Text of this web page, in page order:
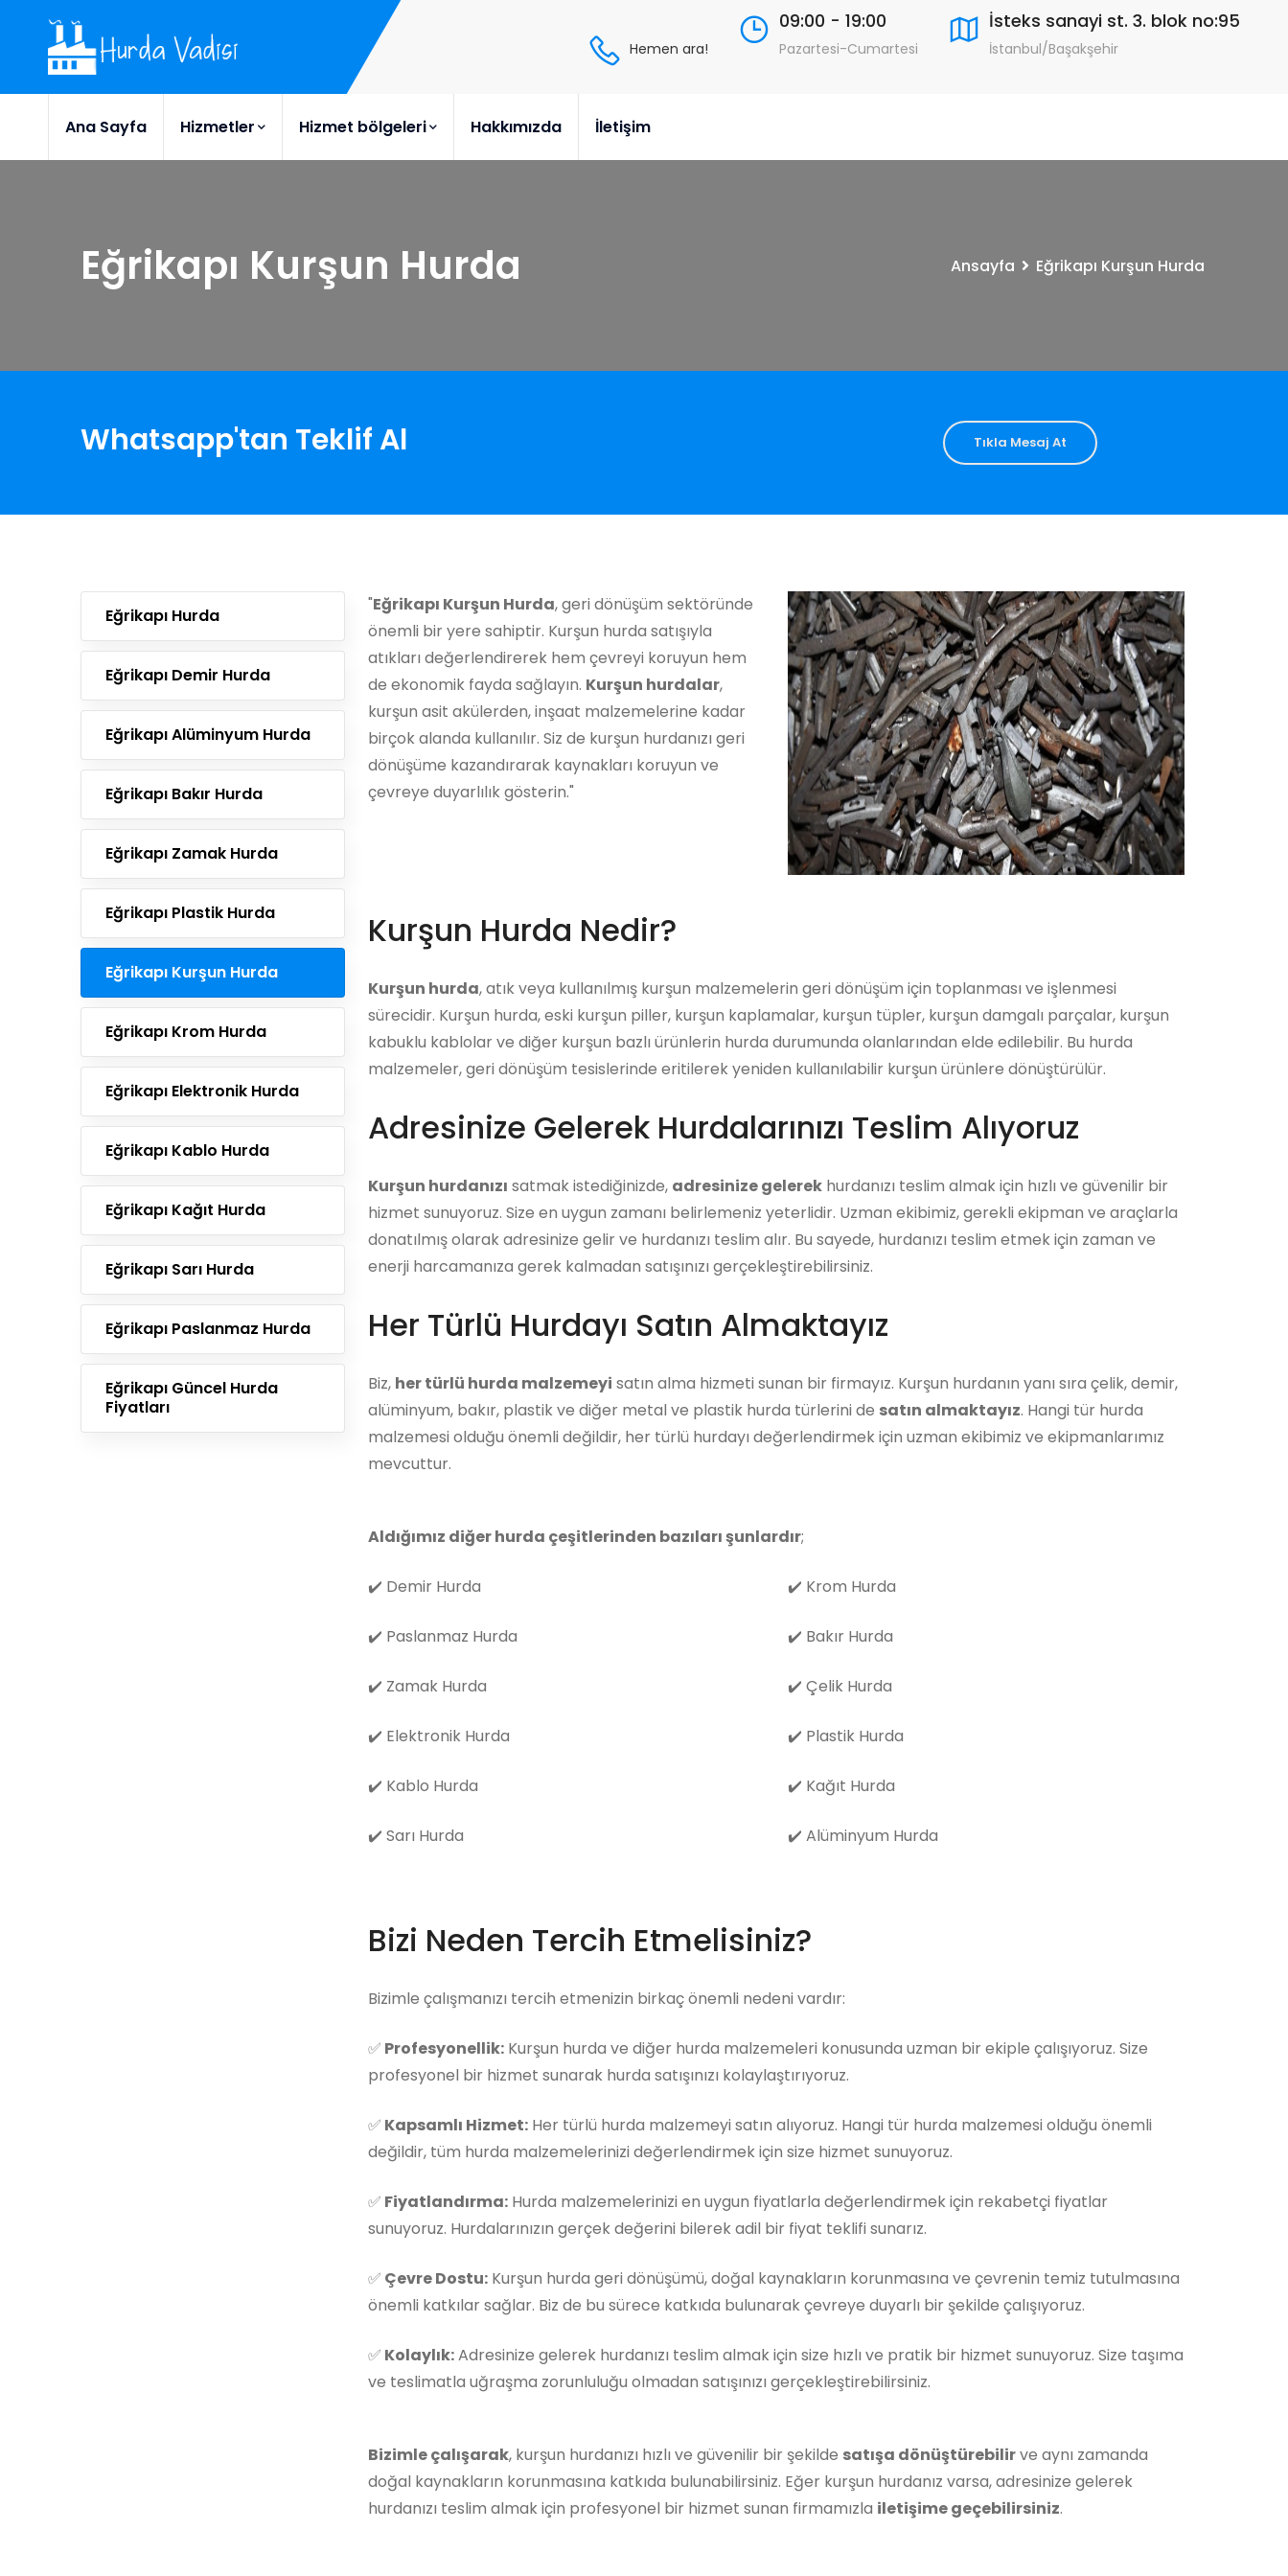
Hemen ara!
09:00 - 19:00
Pazartesi-Cumartesi
İsteks sanayi st. 3. blok no:95
İstanbul/Başakşehir
Ana Sayfa Hizmetler Hizmet bölgeleri Hakkımızda İletişim
Eğrikapı Kurşun Hurda Ansayfa Eğrikapı Kurşun Hurda
Whatsapp'tan Teklif Al Tıkla Mesaj At
Eğrikapı Hurda
Eğrikapı Demir Hurda
Eğrikapı Alüminyum Hurda
Eğrikapı Bakır Hurda
Eğrikapı Zamak Hurda
Eğrikapı Plastik Hurda
Eğrikapı Kurşun Hurda
Eğrikapı Krom Hurda
Eğrikapı Elektronik Hurda
Eğrikapı Kablo Hurda
Eğrikapı Kağıt Hurda
Eğrikapı Sarı Hurda
Eğrikapı Paslanmaz Hurda
Eğrikapı Güncel Hurda
Fiyatları
"Eğrikapı Kurşun Hurda, geri dönüşüm sektöründe
önemli bir yere sahiptir. Kurşun hurda satışıyla
atıkları değerlendirerek hem çevreyi koruyun hem
de ekonomik fayda sağlayın. Kurşun hurdalar,
kurşun asit akülerden, inşaat malzemelerine kadar
birçok alanda kullanılır. Siz de kurşun hurdanızı geri
dönüşüme kazandırarak kaynakları koruyun ve
çevreye duyarlılık gösterin."
Kurşun Hurda Nedir?
Kurşun hurda, atık veya kullanılmış kurşun malzemelerin geri dönüşüm için toplanması ve işlenmesi
sürecidir. Kurşun hurda, eski kurşun piller, kurşun kaplamalar, kurşun tüpler, kurşun damgalı parçalar, kurşun
kabuklu kablolar ve diğer kurşun bazlı ürünlerin hurda durumunda olanlarından elde edilebilir. Bu hurda
malzemeler, geri dönüşüm tesislerinde eritilerek yeniden kullanılabilir kurşun ürünlere dönüştürülür.
Adresinize Gelerek Hurdalarınızı Teslim Alıyoruz
Kurşun hurdanızı satmak istediğinizde, adresinize gelerek hurdanızı teslim almak için hızlı ve güvenilir bir
hizmet sunuyoruz. Size en uygun zamanı belirlemeniz yeterlidir. Uzman ekibimiz, gerekli ekipman ve araçlarla
donatılmış olarak adresinize gelir ve hurdanızı teslim alır. Bu sayede, hurdanızı teslim etmek için zaman ve
enerji harcamanıza gerek kalmadan satışınızı gerçekleştirebilirsiniz.
Her Türlü Hurdayı Satın Almaktayız
Biz, her türlü hurda malzemeyi satın alma hizmeti sunan bir firmayız. Kurşun hurdanın yanı sıra çelik, demir,
alüminyum, bakır, plastik ve diğer metal ve plastik hurda türlerini de satın almaktayız. Hangi tür hurda
malzemesi olduğu önemli değildir, her türlü hurdayı değerlendirmek için uzman ekibimiz ve ekipmanlarımız
mevcuttur.
Aldığımız diğer hurda çeşitlerinden bazıları şunlardır;
✔️ Demir Hurda
✔️ Paslanmaz Hurda
✔️ Zamak Hurda
✔️ Elektronik Hurda
✔️ Kablo Hurda
✔️ Sarı Hurda
✔️ Krom Hurda
✔️ Bakır Hurda
✔️ Çelik Hurda
✔️ Plastik Hurda
✔️ Kağıt Hurda
✔️ Alüminyum Hurda
Bizi Neden Tercih Etmelisiniz?
Bizimle çalışmanızı tercih etmenizin birkaç önemli nedeni vardır:
✅ Profesyonellik: Kurşun hurda ve diğer hurda malzemeleri konusunda uzman bir ekiple çalışıyoruz. Size
profesyonel bir hizmet sunarak hurda satışınızı kolaylaştırıyoruz.
✅ Kapsamlı Hizmet: Her türlü hurda malzemeyi satın alıyoruz. Hangi tür hurda malzemesi olduğu önemli
değildir, tüm hurda malzemelerinizi değerlendirmek için size hizmet sunuyoruz.
✅ Fiyatlandırma: Hurda malzemelerinizi en uygun fiyatlarla değerlendirmek için rekabetçi fiyatlar
sunuyoruz. Hurdalarınızın gerçek değerini bilerek adil bir fiyat teklifi sunarız.
✅ Çevre Dostu: Kurşun hurda geri dönüşümü, doğal kaynakların korunmasına ve çevrenin temiz tutulmasına
önemli katkılar sağlar. Biz de bu sürece katkıda bulunarak çevreye duyarlı bir şekilde çalışıyoruz.
✅ Kolaylık:Adresinize gelerek hurdanızı teslim almak için size hızlı ve pratik bir hizmet sunuyoruz. Size taşıma
ve teslimatla uğraşma zorunluluğu olmadan satışınızı gerçekleştirebilirsiniz.
Bizimle çalışarak, kurşun hurdanızı hızlı ve güvenilir bir şekilde satışa dönüştürebilirve aynı zamanda
doğal kaynakların korunmasına katkıda bulunabilirsiniz. Eğer kurşun hurdanız varsa, adresinize gelerek
hurdanızı teslim almak için profesyonel bir hizmet sunan firmamızla iletişime geçebilirsiniz.